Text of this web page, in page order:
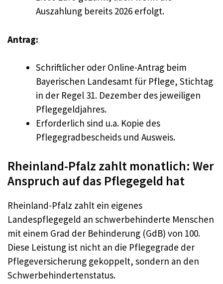
Auszahlung bereits 2026 erfolgt.
Antrag:
Schriftlicher oder Online-Antrag beim
Bayerischen Landesamt für Pflege, Stichtag
in der Regel 31. Dezember des jeweiligen
Pflegegeldjahres.
Erforderlich sind u.a. Kopie des
Pflegegradbescheids und Ausweis.
Rheinland-Pfalz zahlt monatlich: Wer
Anspruch auf das Pflegegeld hat
Rheinland-Pfalz zahlt ein eigenes
Landespflegegeld an schwerbehinderte Menschen
mit einem Grad der Behinderung (GdB) von 100.
Diese Leistung ist nicht an die Pflegegrade der
Pflegeversicherung gekoppelt, sondern an den
Schwerbehindertenstatus.